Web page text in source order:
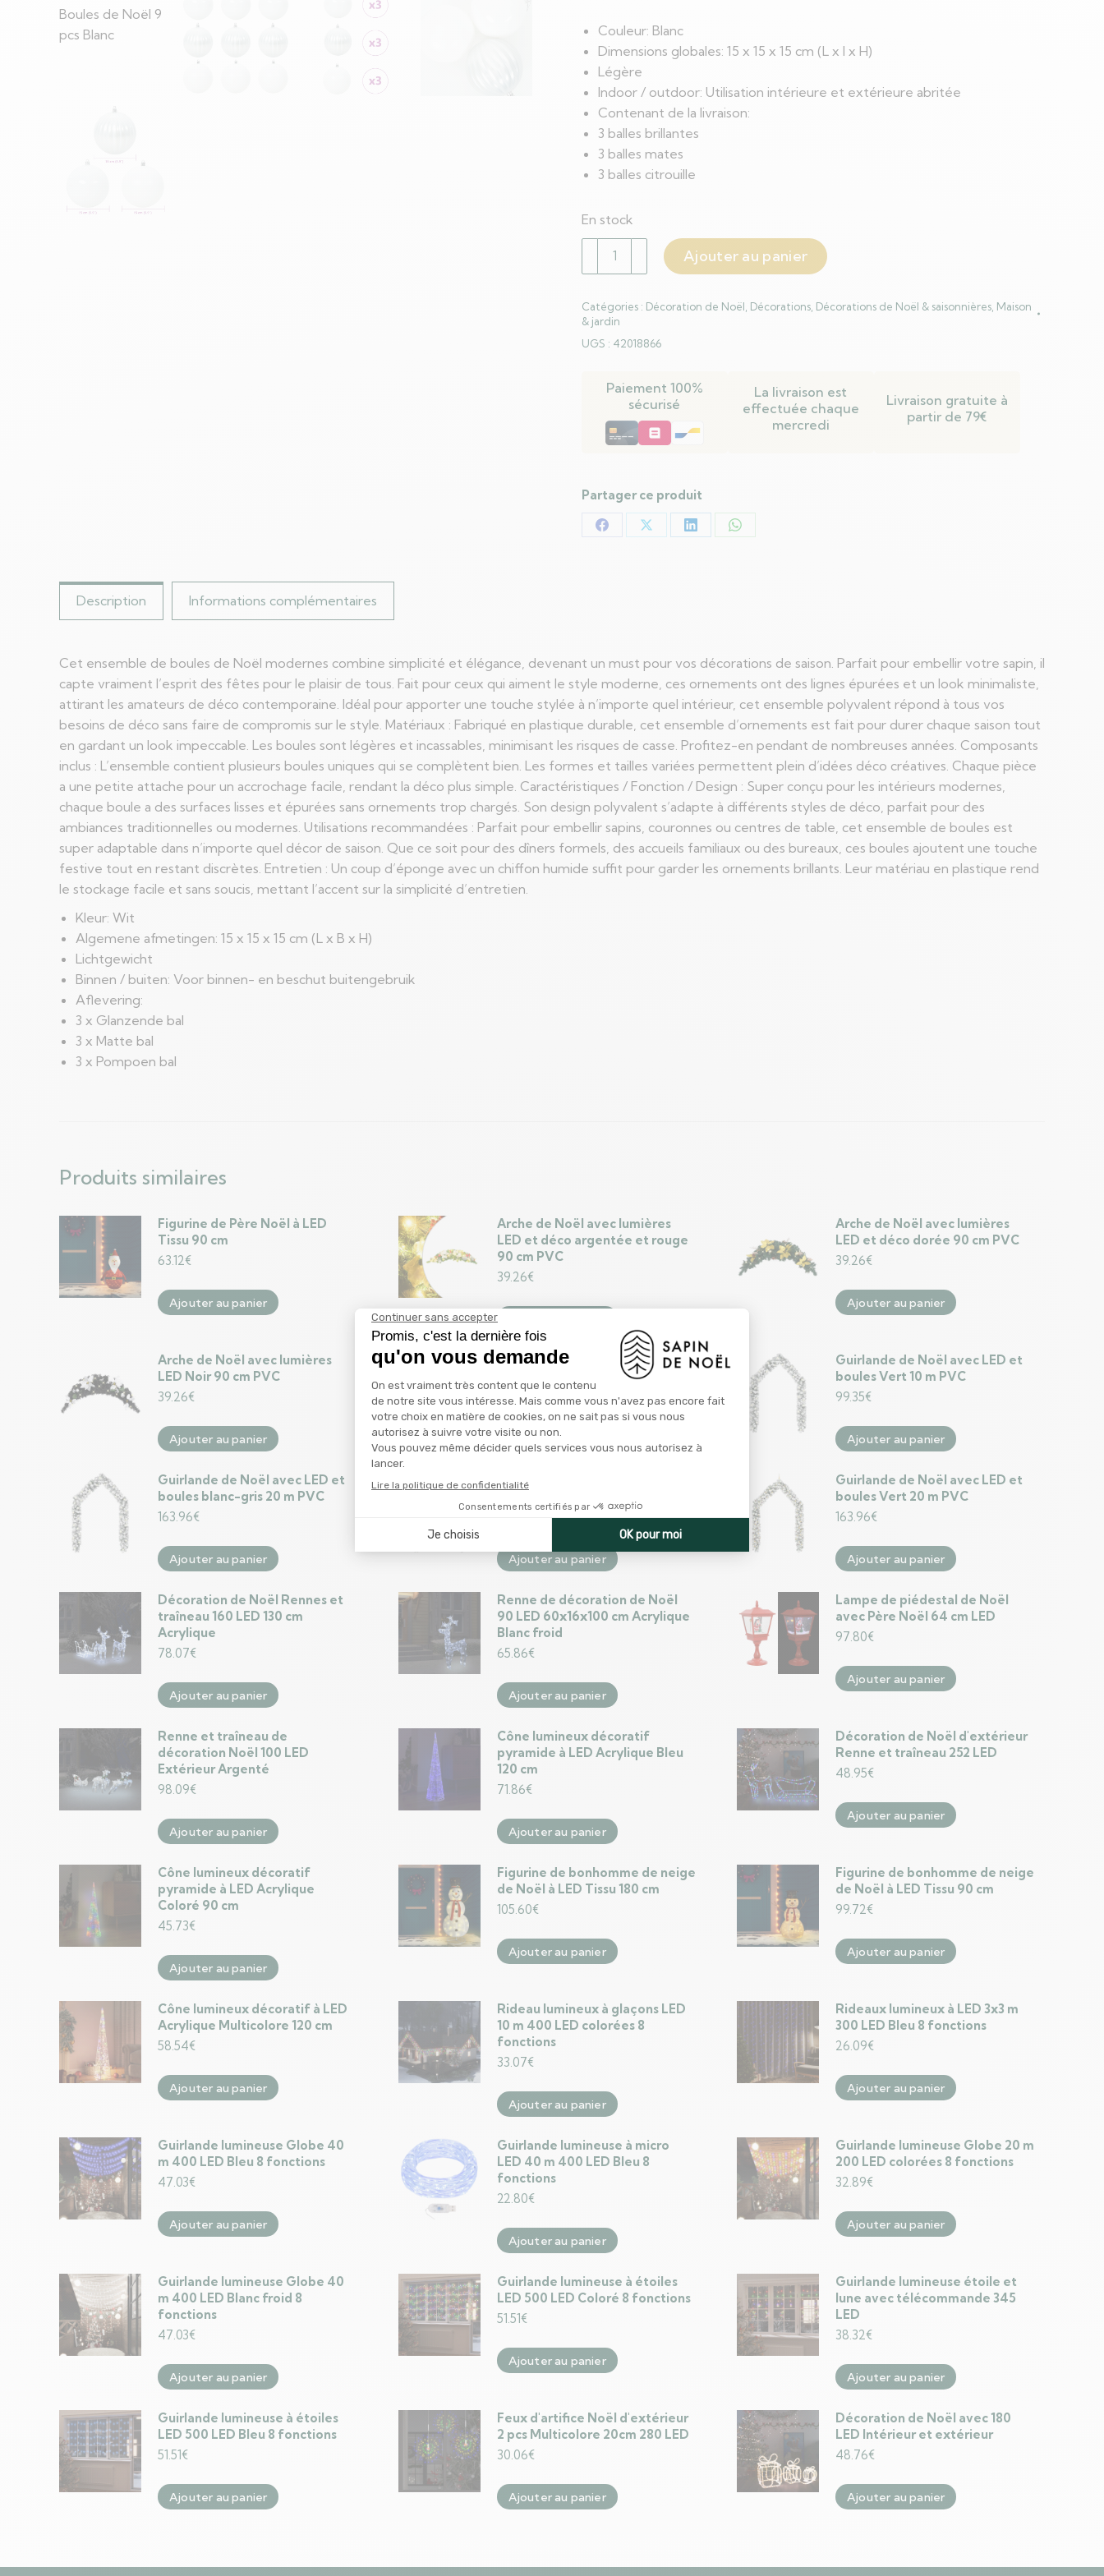
Couleur: Blanc
Dimensions globales: 15 x 15 x 15 cm (L x l x H)
Légère
Indoor / outdoor: Utilisation intérieure et extérieure abritée
Contenant de la livraison:
3 balles brillantes
3 balles mates
3 balles citrouille
En stock
quantité
de
Boules
de
Blanc
Ajouter au panier
Catégories : Décoration de Noël Décorations Décorations de Noël & saisonnières Maison
& jardin
UGS : 42018866
Paiement 100%
sécurisé
La livraison est
effectuée chaque
mercredi
Livraison gratuite à
partir de 79€
Partager ce produit
PartagerPartagerPartagerPartager
Description
Informations complémentaires
Cet ensemble de boules de Noël modernes combine simplicité et élégance, devenant un must pour vos décorations de saison. Parfait pour embellir votre sapin, il
capte vraiment l’esprit des fêtes pour le plaisir de tous. Fait pour ceux qui aiment le style moderne, ces ornements ont des lignes épurées et un look minimaliste,
attirant les amateurs de déco contemporaine. Idéal pour apporter une touche stylée à n’importe quel intérieur, cet ensemble polyvalent répond à tous vos
besoins de déco sans faire de compromis sur le style. Matériaux : Fabriqué en plastique durable, cet ensemble d’ornements est fait pour durer chaque saison tout
en gardant un look impeccable. Les boules sont légères et incassables, minimisant les risques de casse. Profitez-en pendant de nombreuses années. Composants
inclus : L’ensemble contient plusieurs boules uniques qui se complètent bien. Les formes et tailles variées permettent plein d’idées déco créatives. Chaque pièce
a une petite attache pour un accrochage facile, rendant la déco plus simple. Caractéristiques / Fonction / Design : Super conçu pour les intérieurs modernes,
chaque boule a des surfaces lisses et épurées sans ornements trop chargés. Son design polyvalent s’adapte à différents styles de déco, parfait pour des
ambiances traditionnelles ou modernes. Utilisations recommandées : Parfait pour embellir sapins, couronnes ou centres de table, cet ensemble de boules est
super adaptable dans n’importe quel décor de saison. Que ce soit pour des dîners formels, des accueils familiaux ou des bureaux, ces boules ajoutent une touche
festive tout en restant discrètes. Entretien : Un coup d’éponge avec un chiffon humide suffit pour garder les ornements brillants. Leur matériau en plastique rend
le stockage facile et sans soucis, mettant l’accent sur la simplicité d’entretien.
Kleur: Wit
Algemene afmetingen: 15 x 15 x 15 cm (L x B x H)
Lichtgewicht
Binnen / buiten: Voor binnen- en beschut buitengebruik
Aflevering:
3 x Glanzende bal
3 x Matte bal
3 x Pompoen bal
Produits similaires
Figurine de Père Noël à LED
Tissu 90 cm
63.12€
Ajouter au panier
Arche de Noël avec lumières
LED et déco argentée et rouge
90 cm PVC
39.26€
Arche de Noël avec lumières
LED et déco dorée 90 cm PVC
39.26€
Ajouter au panier
Arche de Noël avec lumières
LED Noir 90 cm PVC
39.26€
Ajouter au panier
Guirlande de Noël avec lumières
33.50€
Ajouter au panier
Guirlande de Noël avec LED et
boules Vert 10 m PVC
99.35€
Ajouter au panier
Guirlande de Noël avec LED et
boules blanc-gris 20 m PVC
163.96€
Ajouter au panier
Guirlande de Noël avec LED et
Ajouter au panier
Guirlande de Noël avec LED et
boules Vert 20 m PVC
163.96€
Ajouter au panier
Décoration de Noël Rennes et
traîneau 160 LED 130 cm
Acrylique
78.07€
Ajouter au panier
Renne de décoration de Noël
90 LED 60x16x100 cm Acrylique
Blanc froid
65.86€
Ajouter au panier
Lampe de piédestal de Noël
avec Père Noël 64 cm LED
97.80€
Ajouter au panier
Renne et traîneau de
décoration Noël 100 LED
Extérieur Argenté
98.09€
Ajouter au panier
Cône lumineux décoratif
pyramide à LED Acrylique Bleu
120 cm
71.86€
Ajouter au panier
Décoration de Noël d'extérieur
Renne et traîneau 252 LED
48.95€
Ajouter au panier
Cône lumineux décoratif
pyramide à LED Acrylique
Coloré 90 cm
45.73€
Ajouter au panier
Figurine de bonhomme de neige
de Noël à LED Tissu 180 cm
105.60€
Ajouter au panier
Figurine de bonhomme de neige
de Noël à LED Tissu 90 cm
99.72€
Ajouter au panier
Cône lumineux décoratif à LED
Acrylique Multicolore 120 cm
58.54€
Ajouter au panier
Rideau lumineux à glaçons LED
10 m 400 LED colorées 8
fonctions
33.07€
Ajouter au panier
Rideaux lumineux à LED 3x3 m
300 LED Bleu 8 fonctions
26.09€
Ajouter au panier
Guirlande lumineuse Globe 40
m 400 LED Bleu 8 fonctions
47.03€
Ajouter au panier
Guirlande lumineuse à micro
LED 40 m 400 LED Bleu 8
fonctions
22.80€
Ajouter au panier
Guirlande lumineuse Globe 20 m
200 LED colorées 8 fonctions
32.89€
Ajouter au panier
Guirlande lumineuse Globe 40
m 400 LED Blanc froid 8
fonctions
47.03€
Ajouter au panier
Guirlande lumineuse à étoiles
LED 500 LED Coloré 8 fonctions
51.51€
Ajouter au panier
Guirlande lumineuse étoile et
lune avec télécommande 345
LED
38.32€
Ajouter au panier
Guirlande lumineuse à étoiles
LED 500 LED Bleu 8 fonctions
51.51€
Ajouter au panier
Feux d'artifice Noël d'extérieur
2 pcs Multicolore 20cm 280 LED
30.06€
Ajouter au panier
Décoration de Noël avec 180
LED Intérieur et extérieur
48.76€
Ajouter au panier